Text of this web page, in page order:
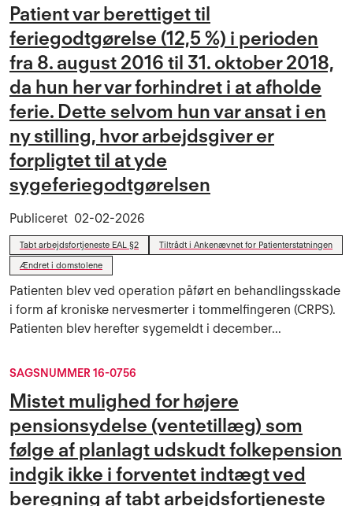
Patient var berettiget til
feriegodtgørelse (12,5 %) i perioden
fra 8. august 2016 til 31. oktober 2018,
da hun her var forhindret i at afholde
ferie. Dette selvom hun var ansat i en
ny stilling, hvor arbejdsgiver er
forpligtet til at yde
sygeferiegodtgørelsen
Publiceret 02-02-2026
Tabt arbejdsfortjeneste EAL §2
Tiltrådt i Ankenævnet for Patienterstatningen
Ændret i domstolene
Patienten blev ved operation påført en behandlingsskade
i form af kroniske nervesmerter i tommelfingeren (CRPS).
Patienten blev herefter sygemeldt i december...
SAGSNUMMER 16-0756
Mistet mulighed for højere
pensionsydelse (ventetillæg) som
følge af planlagt udskudt folkepension
indgik ikke i forventet indtægt ved
beregning af tabt arbejdsfortjeneste